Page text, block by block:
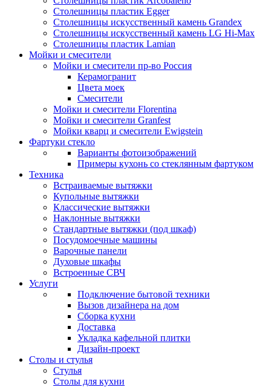
Столешницы пластик Egger
Столешницы искусственный камень Grandex
Столешницы искусственный камень LG Hi-Max
Столешницы пластик Lamian
Мойки и смесители
Мойки и смесители пр-во Россия
Керамогранит
Цвета моек
Смесители
Мойки и смесители Florentina
Мойки и смесители Granfest
Мойки кварц и смесители Ewigstein
Фартуки стекло
Варианты фотоизображений
Примеры кухонь со стеклянным фартуком
Техника
Встраиваемые вытяжки
Купольные вытяжки
Классические вытяжки
Наклонные вытяжки
Стандартные вытяжки (под шкаф)
Посудомоечные машины
Варочные панели
Духовые шкафы
Встроенные СВЧ
Услуги
Подключение бытовой техники
Вызов дизайнера на дом
Сборка кухни
Доставка
Укладка кафельной плитки
Дизайн-проект
Столы и стулья
Стулья
Столы для кухни